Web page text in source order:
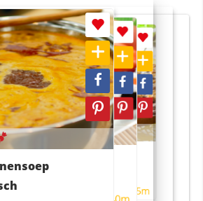
rijstsalade
RECEPT
4 55m